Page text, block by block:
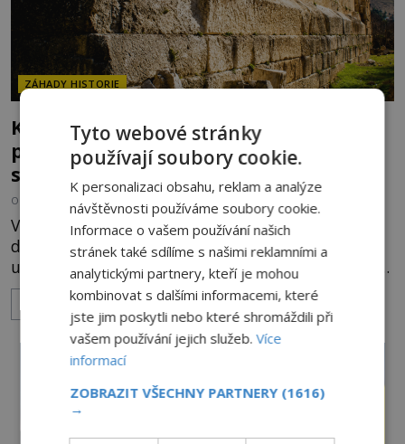
ZÁHADY HISTORIE
Kamenní giganti z Baalbeku: Jak se
podařilo přesunout bloky o hmotnosti
stovek tun?
OD HELENA STEJSKALOVÁ 31.7.2026
V libanonském údolí Bikáa stojí místo, které
dodnes vyvolává úžas i otázky. Starověký Baalbek
ukrývá základy chrámového komplexu, v nichž leží
kameny tak obrovské, že se zdá téměř nemožné je
přesunout. Některé bloky váží kolem tisíce tun,
jeden z nedávno prozkoumaných kamenných
kolosů dokonce odhadem až 1650 tun. Jak lidé bez
moderních strojů dokázali takové giganty vytesat,
dopravit a přesně u
ZOBRAZIT VÍCE
Tyto webové stránky
používají soubory cookie.
K personalizaci obsahu, reklam a analýze
návštěvnosti používáme soubory cookie.
Informace o vašem používání našich
stránek také sdílíme s našimi reklamními a
analytickými partnery, kteří je mohou
kombinovat s dalšími informacemi, které
jste jim poskytli nebo které shromáždili při
vašem používání jejich služeb.Více
informací
ZOBRAZIT VŠECHNY PARTNERY (1616)
→